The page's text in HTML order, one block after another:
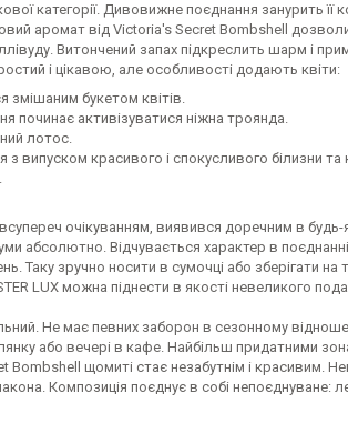
категорії. Дивовижне поєднання занурить її
аромат від Victoria's Secret Bombshell
Витончений запах підкреслить шарм і
і цікавою, але особливості додають квіти:
змішаним букетом квітів.
починає активізуватися ніжна троянда.
лотос.
з випуском красивого і спокусливого білизни та
очікуванням, виявився доречним в будь-
абсолютно. Відчувається характер в
Таку зручно носити в сумочці або зберігати на
LUX можна піднести в якості невеликого
Не має певних заборон в сезонному
або вечері в кафе. Найбільш придатними
щомиті стає незабутнім і красивим.
Композиція поєднує в собі непоєднуване: